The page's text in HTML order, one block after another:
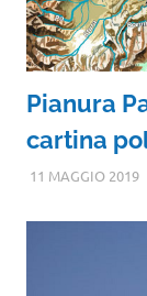
Pianura
cartina
11 MAGGIO 2019